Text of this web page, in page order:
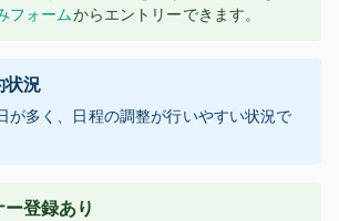
フォームからエントリーできます。
状況
が多く、日程の調整が行いやすい状況で
登録あり